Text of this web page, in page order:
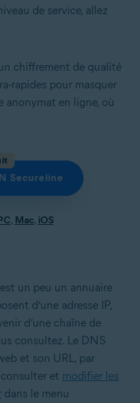
de service, allez
chiffrement de qualité
rapides pour masquer
anonymat en ligne, où
Secureline
, Mac, iOS
un peu un annuaire
d’une adresse IP,
d’une chaîne de
consultez. Le DNS
et son URL, par
et modifier les
dans le menu